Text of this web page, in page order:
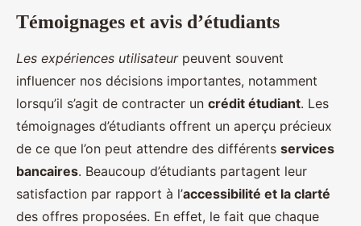
Témoignages et avis d’étudiants
Les expériences utilisateurpeuvent souvent
influencer nos décisions importantes, notamment
lorsqu’il s’agit de contracter un crédit étudiant. Les
témoignages d’étudiants offrent un aperçu précieux
de ce que l’on peut attendre des différents services
bancaires. Beaucoup d’étudiants partagent leur
satisfaction par rapport à l’accessibilité et la clarté
des offres proposées. En effet, le fait que chaque